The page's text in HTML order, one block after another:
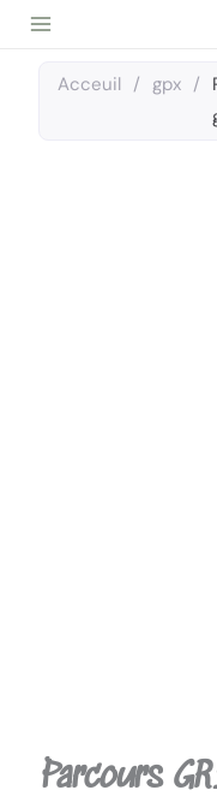
Aller
contenuAcceuil / gpx /
Parcours